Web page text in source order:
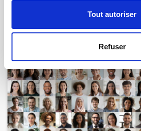
Tout autoriser
Refuser
disponible sur le marché !